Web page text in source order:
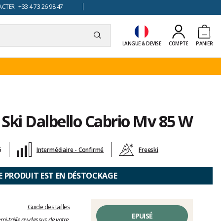
+33 4 73 26 98 47
LANGUE & DEVISE COMPTE PANIER
Dalbello Cabrio Mv 85 W
Intermédiaire - Confirmé Freeski
PRODUIT EST EN DÉSTOCKAGE
Guide des tailles
EPUISÉ